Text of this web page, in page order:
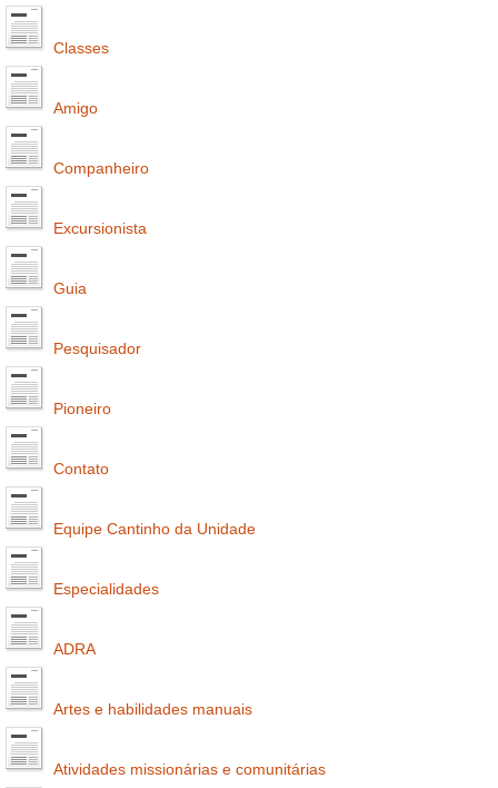
Classes
Amigo
Companheiro
Excursionista
Guia
Pesquisador
Pioneiro
Contato
Equipe Cantinho da Unidade
Especialidades
ADRA
Artes e habilidades manuais
Atividades missionárias e comunitárias